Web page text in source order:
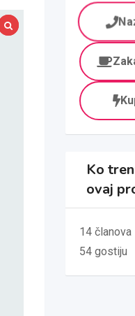
Ko
ovaj
14 članova
54 gostiju